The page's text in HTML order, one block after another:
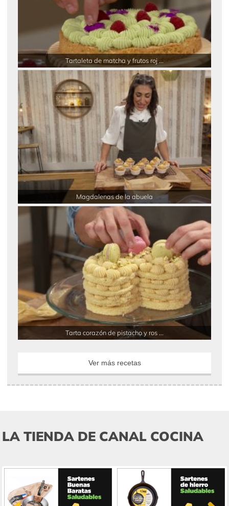
Tartaleta de matcha y frutos roj ...
Magdalenas de la abuela
Tarta corazón de pistacho y ros ...
Ver más recetas
LA TIENDA DE CANAL COCINA